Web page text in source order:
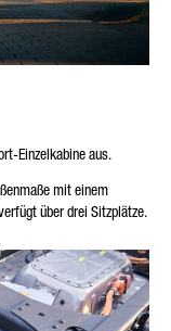
Einzelkabine aus.
mit einem
über drei Sitzplätze.